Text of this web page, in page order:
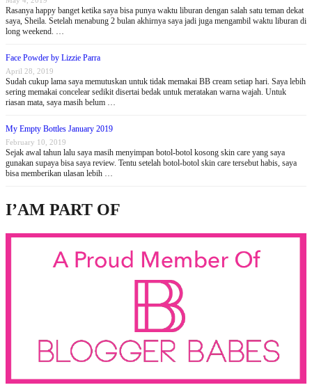
Rasanya happy banget ketika saya bisa punya waktu liburan dengan salah satu teman dekat
saya, Sheila. Setelah menabung 2 bulan akhirnya saya jadi juga mengambil waktu liburan di
long weekend. …
Face Powder by Lizzie Parra
April 28, 2019
Sudah cukup lama saya memutuskan untuk tidak memakai BB cream setiap hari. Saya lebih
sering memakai concelear sedikit disertai bedak untuk meratakan warna wajah. Untuk
riasan mata, saya masih belum …
My Empty Bottles January 2019
February 10, 2019
Sejak awal tahun lalu saya masih menyimpan botol-botol kosong skin care yang saya
gunakan supaya bisa saya review. Tentu setelah botol-botol skin care tersebut habis, saya
bisa memberikan ulasan lebih …
I’AM PART OF